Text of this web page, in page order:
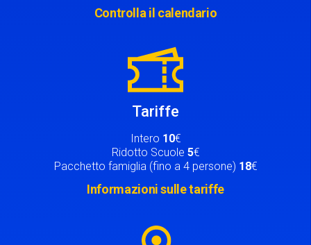
Controlla il calendario
Tariffe
Intero 10€
Ridotto Scuole 5€
Pacchetto famiglia (fino a 4 persone) 18€
Informazioni sulle tariffe